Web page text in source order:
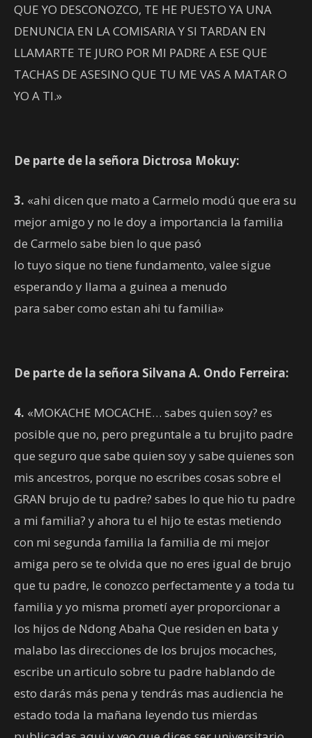
QUE YO DESCONOZCO, TE HE PUESTO YA UNA
DENUNCIA EN LA COMISARIA Y SI TARDAN EN
LLAMARTE TE JURO POR MI PADRE A ESE QUE
TACHAS DE ASESINO QUE TU ME VAS A MATAR O
YO A TI.»
De parte de la señora Dictrosa Mokuy:
3. «ahi dicen que mato a Carmelo modú que era su
mejor amigo y no le doy a importancia la familia
de Carmelo sabe bien lo que pasó
lo tuyo sique no tiene fundamento, valee sigue
esperando y llama a guinea a menudo
para saber como estan ahi tu familia»
De parte de la señora Silvana A. Ondo Ferreira:
4. «MOKACHE MOCACHE… sabes quien soy? es
posible que no, pero preguntale a tu brujito padre
que seguro que sabe quien soy y sabe quienes son
mis ancestros, porque no escribes cosas sobre el
GRAN brujo de tu padre? sabes lo que hio tu padre
a mi familia? y ahora tu el hijo te estas metiendo
con mi segunda familia la familia de mi mejor
amiga pero se te olvida que no eres igual de brujo
que tu padre, le conozco perfectamente y a toda tu
familia y yo misma prometí ayer proporcionar a
los hijos de Ndong Abaha Que residen en bata y
malabo las direcciones de los brujos mocaches,
escribe un articulo sobre tu padre hablando de
esto darás más pena y tendrás mas audiencia he
estado toda la mañana leyendo tus mierdas